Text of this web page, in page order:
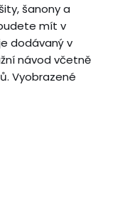
šanony a
mít v
dodávaný v
návod včetně
Vyobrazené